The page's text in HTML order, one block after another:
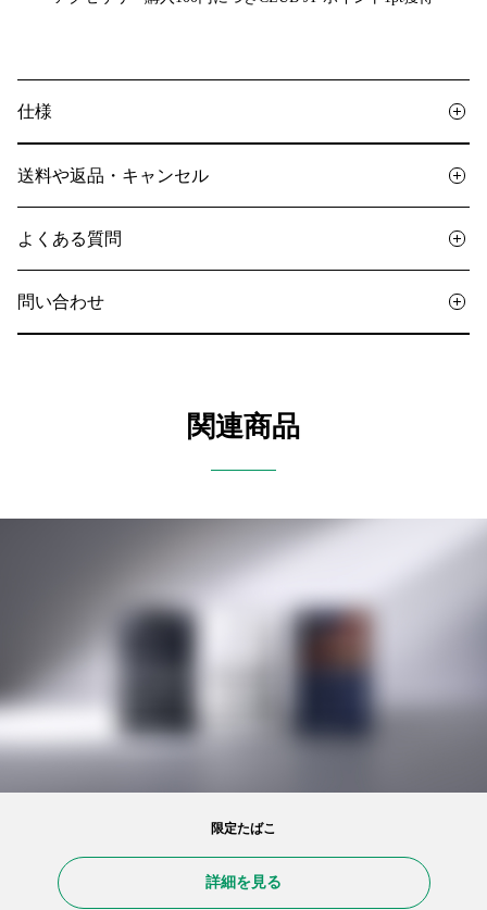
仕様
送料や返品・キャンセル
よくある質問
問い合わせ
関連商品
限定たばこ
詳細を見る